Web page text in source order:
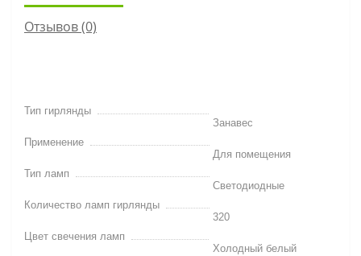
Отзывов (0)
Тип гирлянды
Занавес
Применение
Для помещения
Тип ламп
Светодиодные
Количество ламп гирлянды
320
Цвет свечения ламп
Холодный белый